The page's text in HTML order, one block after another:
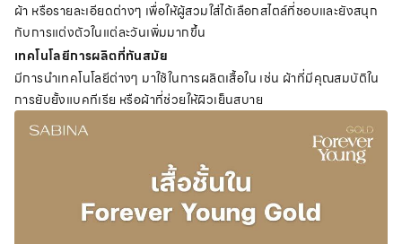
ผ้า หรือรายละเอียดต่างๆ เพื่อให้ผู้สวมใส่ได้เลือกสไตล์ที่ชอบและยังสนุก
กับการแต่งตัวในแต่ละวันเพิ่มมากขึ้น
เทคโนโลยีการผลิตที่ทันสมัย
มีการนำเทคโนโลยีต่างๆ มาใช้ในการผลิตเสื้อใน เช่น ผ้าที่มีคุณสมบัติใน
การยับยั้งแบคทีเรีย หรือผ้าที่ช่วยให้ผิวเย็นสบาย